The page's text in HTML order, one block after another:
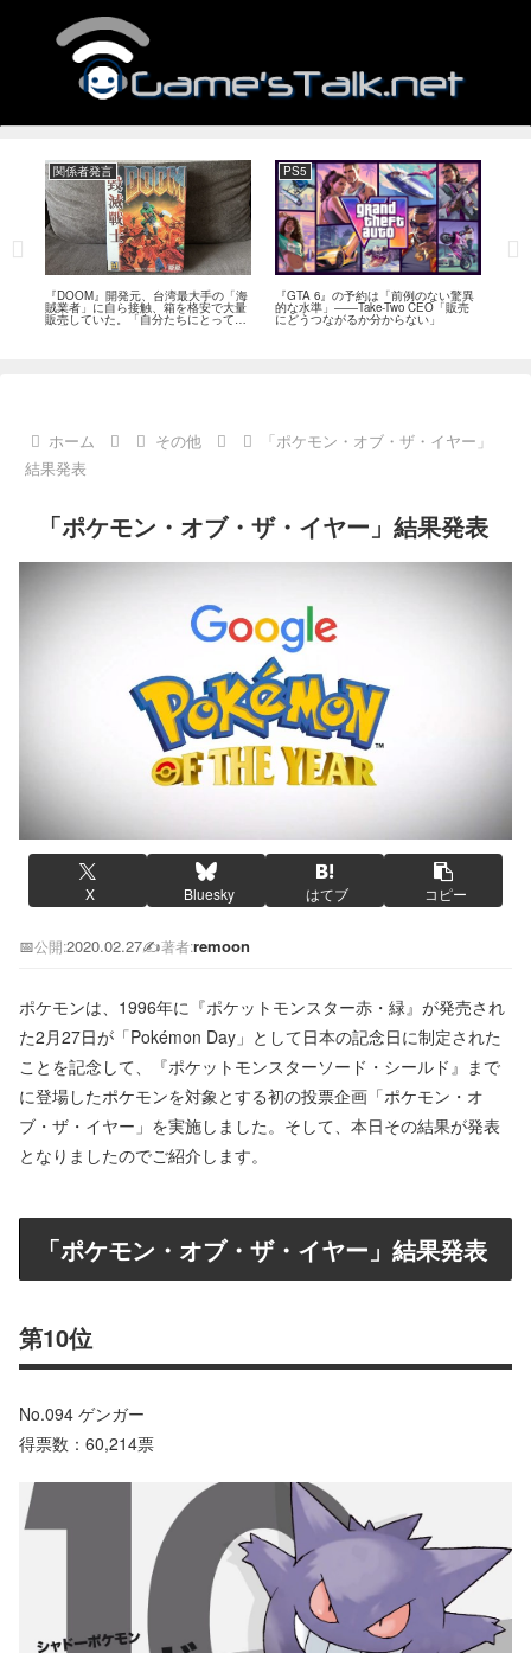
関係者発言
『DOOM』開発元、台湾最大手の「海
賊業者」に自ら接触、箱を格安で大量
販売していた。「自分たちにとっては
流通だった」
PS5
『GTA 6』の予約は「前例のない驚異
的な水準」――Take-Two CEO「販売
にどうつながるか分からない」
ホーム その他
「ポケモン・オブ・ザ・イヤー」
結果発表
「ポケモン・オブ・ザ・イヤー」結果発表
X Bluesky はてブ コピー
📅公開:2020.02.27✍️著者:remoon
ポケモンは、1996年に『ポケットモンスター赤・緑』が発売され
た2月27日が「Pokémon Day」として日本の記念日に制定された
ことを記念して、『ポケットモンスターソード・シールド』まで
に登場したポケモンを対象とする初の投票企画「ポケモン・オ
ブ・ザ・イヤー」を実施しました。そして、本日その結果が発表
となりましたのでご紹介します。
「ポケモン・オブ・ザ・イヤー」結果発表
第10位
No.094 ゲンガー
得票数：60,214票